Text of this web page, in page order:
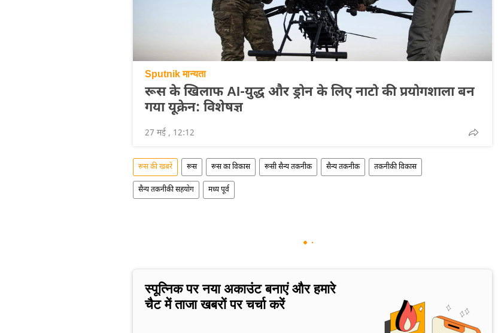
Sputnik मान्यता
रूस के खिलाफ AI-युद्ध और ड्रोन के लिए नाटो की प्रयोगशाला बन
गया यूक्रेन: विशेषज्ञ
27 मई , 12:12
रूस की खबरें रूस रूस का विकास रूसी सैन्य तकनीक सैन्य तकनीक तकनीकी विकास
सैन्य तकनीकी सहयोग मध्य पूर्व
स्पूत्निक पर नया अकाउंट बनाएं और हमारे
चैट में ताजा खबरों पर चर्चा करें